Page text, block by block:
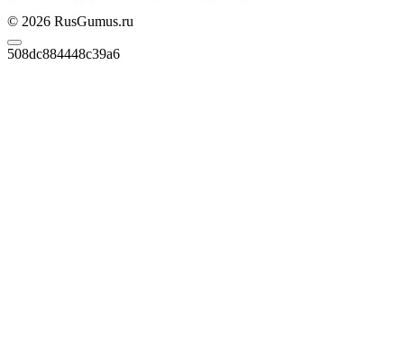
© 2026 RusGumus.ru
508dc884448c39a6